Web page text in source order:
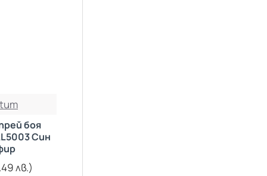
боя
Син
лв.)